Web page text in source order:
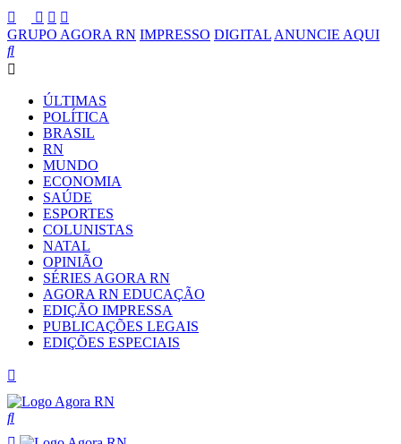
GRUPO AGORA RN IMPRESSO DIGITAL ANUNCIE AQUI
ÚLTIMAS
POLÍTICA
BRASIL
RN
MUNDO
ECONOMIA
SAÚDE
ESPORTES
COLUNISTAS
NATAL
OPINIÃO
SÉRIES AGORA RN
AGORA RN EDUCAÇÃO
EDIÇÃO IMPRESSA
PUBLICAÇÕES LEGAIS
EDIÇÕES ESPECIAIS